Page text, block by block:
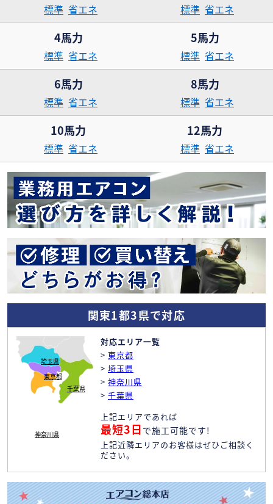
標準 省エネ 標準 省エネ
4馬力
標準 省エネ
5馬力
標準 省エネ
6馬力
標準 省エネ
8馬力
標準 省エネ
10馬力
標準 省エネ
12馬力
標準 省エネ
関東1都3県で対応
東京都
埼玉県
神奈川県
千葉県
対応エリア一覧
> 東京都
> 埼玉県
> 神奈川県
> 千葉県
上記エリアであれば
最短3日 で施工可能です!
上記近隣エリアのお客様はぜひご相談く
ださい。